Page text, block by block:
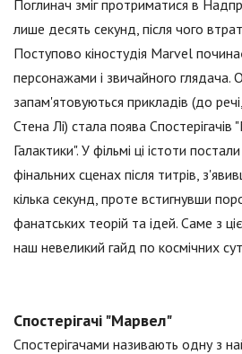
Поглинач зміг протриматися в
лише десять секунд, після чого
Поступово кіностудія Marvel
персонажами і звичайного глядача.
запам'ятовуються прикладів (до
Стена Лі) стала поява
Галактики". У фільмі ці істоти
фінальних сценах після титрів,
кілька секунд, проте встигнувши
фанатських теорій та ідей. Саме з
наш невеликий гайд по космічних
Спостерігачі "Марвел"
Спостерігачами називають одну з